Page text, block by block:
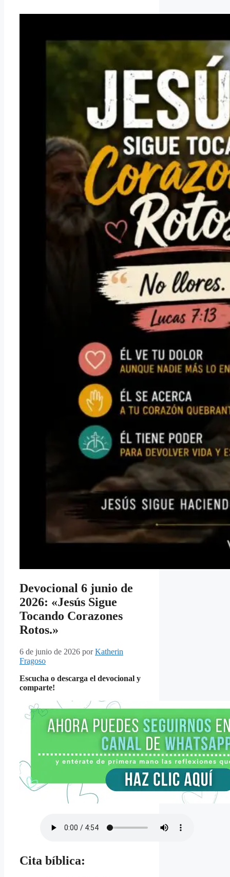
Devocional 6 junio de
2026: «Jesús Sigue
Tocando Corazones
Rotos.»
6 de junio de 2026 porKatherin
Fragoso
Escucha o descarga el devocional y
comparte!
Cita bíblica: